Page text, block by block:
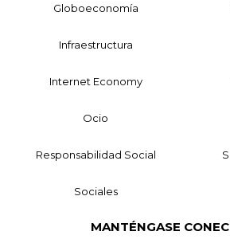
Globoeconomía
Infraestructura
Internet Economy
Ocio
Responsabilidad Social
Sociales
MANTÉNGASE